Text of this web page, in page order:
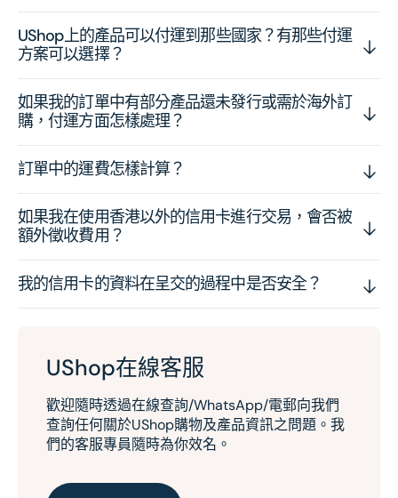
UShop上的產品可以付運到那些國家？有那些付運
方案可以選擇？
如果我的訂單中有部分產品還未發行或需於海外訂
購，付運方面怎樣處理？
訂單中的運費怎樣計算？
如果我在使用香港以外的信用卡進行交易，會否被
額外徵收費用？
我的信用卡的資料在呈交的過程中是否安全？
UShop在線客服
歡迎隨時透過在線查詢/WhatsApp/電郵向我們
查詢任何關於UShop購物及產品資訊之問題。我
們的客服專員隨時為你效名。